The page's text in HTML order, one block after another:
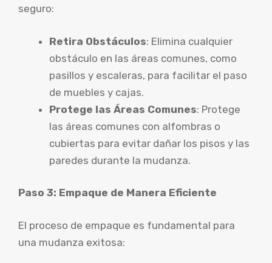
seguro:
Retira Obstáculos: Elimina cualquier
obstáculo en las áreas comunes, como
pasillos y escaleras, para facilitar el paso
de muebles y cajas.
Protege las Áreas Comunes: Protege
las áreas comunes con alfombras o
cubiertas para evitar dañar los pisos y las
paredes durante la mudanza.
Paso 3: Empaque de Manera Eficiente
El proceso de empaque es fundamental para
una mudanza exitosa: